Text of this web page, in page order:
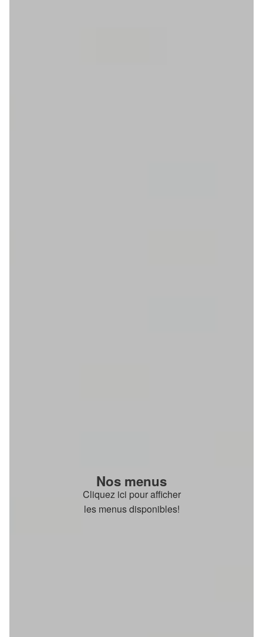
Nos menus
Cliquez ici pour afficher
les menus disponibles!